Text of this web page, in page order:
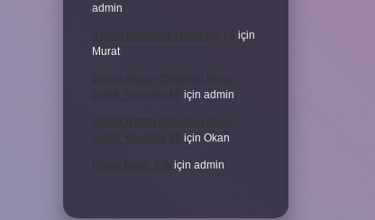
admin
3 Aylık Hamilelik Hissedilir Mi için
Murat
Eşinin Rızası Olmadan Ikinci
Evlilik Yapabilir Mi için admin
Eşinin Rızası Olmadan Ikinci
Evlilik Yapabilir Mi için Okan
Haşat Nedir Tdk için admin